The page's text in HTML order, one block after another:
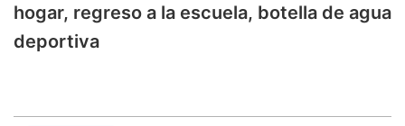
hogar, regreso a la escuela, botella de agua
deportiva